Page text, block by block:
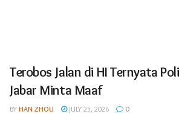
Terobos Jalan di HI Ternyata
Jabar Minta Maaf
BY HAN ZHOU JULY 25, 2026 0